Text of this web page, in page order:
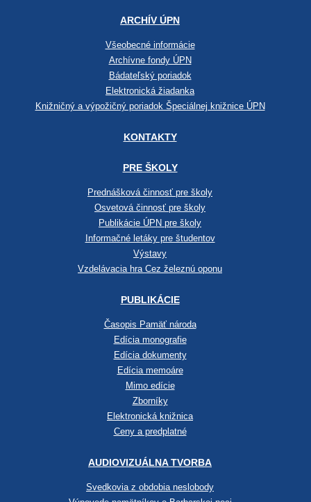
ARCHÍV ÚPN
Všeobecné informácie
Archívne fondy ÚPN
Bádateľský poriadok
Elektronická žiadanka
Knižničný a výpožičný poriadok Špeciálnej knižnice ÚPN
KONTAKTY
PRE ŠKOLY
Prednášková činnosť pre školy
Osvetová činnosť pre školy
Publikácie ÚPN pre školy
Informačné letáky pre študentov
Výstavy
Vzdelávacia hra Cez železnú oponu
PUBLIKÁCIE
Časopis Pamäť národa
Edícia monografie
Edícia dokumenty
Edícia memoáre
Mimo edície
Zborníky
Elektronická knižnica
Ceny a predplatné
AUDIOVIZUÁLNA TVORBA
Svedkovia z obdobia neslobody